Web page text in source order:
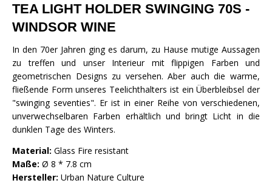
TEA LIGHT HOLDER SWINGING 70S -
WINDSOR WINE
In den 70er Jahren ging es darum, zu Hause mutige Aussagen
zu treffen und unser Interieur mit flippigen Farben und
geometrischen Designs zu versehen. Aber auch die warme,
fließende Form unseres Teelichthalters ist ein Überbleibsel der
"swinging seventies". Er ist in einer Reihe von verschiedenen,
unverwechselbaren Farben erhältlich und bringt Licht in die
dunklen Tage des Winters.
Material: Glass Fire resistant
Maße: Ø 8 * 7.8 cm
Hersteller: Urban Nature Culture